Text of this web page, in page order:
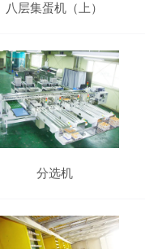
八层集蛋机（上）
分选机